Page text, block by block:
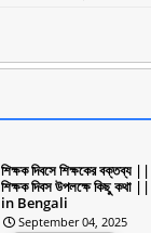
শিক্ষক দিবসে শিক্ষকের বক্তব্য
শিক্ষক দিবস উপলক্ষে কিছু
in Bengali
September 04, 2025